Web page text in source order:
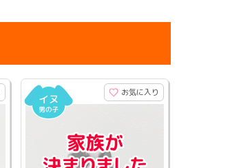
お気に入り